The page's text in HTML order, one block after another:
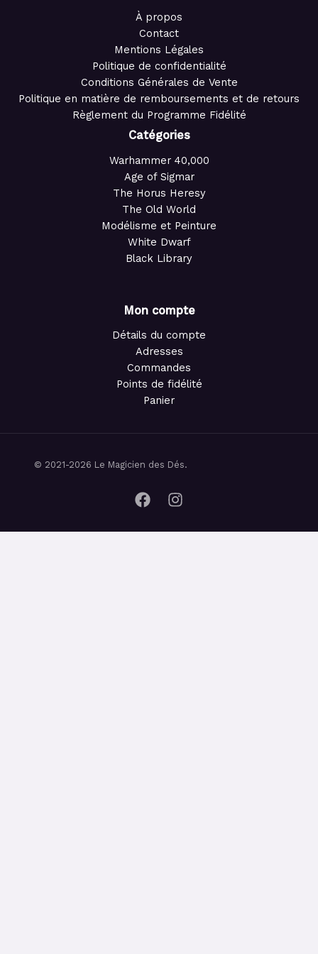
À propos
Contact
Mentions Légales
Politique de confidentialité
Conditions Générales de Vente
Politique en matière de remboursements et de retours
Règlement du Programme Fidélité
Catégories
Warhammer 40,000
Age of Sigmar
The Horus Heresy
The Old World
Modélisme et Peinture
White Dwarf
Black Library
Mon compte
Détails du compte
Adresses
Commandes
Points de fidélité
Panier
© 2021-2026 Le Magicien des Dés.